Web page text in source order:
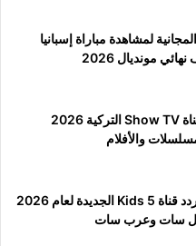
لمشاهدة مباراة إسبانيا
مونديال 2026
بيانات استقبال قناة Show TV التركية 2026
والأفلام
بيانات استقبال تردد قناة 5 Kids الجديدة لعام 2026
سات وعرب سات